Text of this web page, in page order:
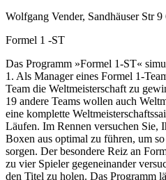
Wolfgang Vender, Sandhäuser Str
Formel 1 -ST
Das Programm »Formel 1-ST«
1. Als Manager eines Formel 1-
Team die Weltmeisterschaft zu
19 andere Teams wollen auch
eine komplette
Läufen. Im Rennen versuchen Sie,
Boxen aus optimal zu führen, um
sorgen. Der besondere Reiz an
zu vier Spieler gegeneinander
den Titel zu holen. Das Programm